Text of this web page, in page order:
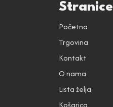
Stranice
Početna
Trgovina
Kontakt
O nama
Lista želja
Košarica